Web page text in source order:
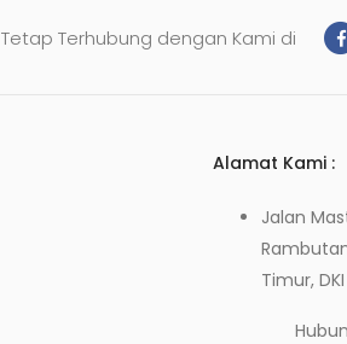
Tetap Terhubung dengan Kami di
Alamat Kami :
Jalan
Timur,